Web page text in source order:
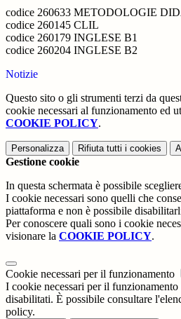
codice 260633 METODOLOGIE
codice 260145 CLIL
codice 260179 INGLESE B1
codice 260204 INGLESE B2
Notizie
Questo sito o gli strumenti terzi da
cookie necessari al funzionamento ed
COOKIE POLICY.
Personalizza Rifiuta tutti i cookies
Gestione cookie
In questa schermata è possibile
I cookie necessari sono quelli che
piattaforma e non è possibile
Per conoscere quali sono i cookie
visionare la COOKIE POLICY.
Cookie necessari per il funzionamento
I cookie necessari per il funzionamento
disabilitati. È possibile consultare
policy.